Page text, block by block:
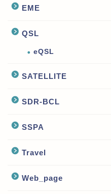
EME
QSL
eQSL
SATELLITE
SDR-BCL
SSPA
Travel
Web_page